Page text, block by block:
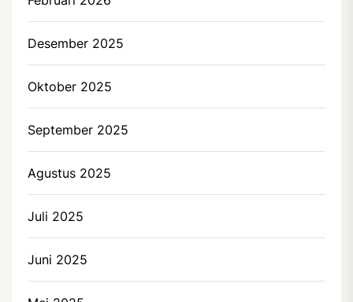
Desember 2025
Oktober 2025
September 2025
Agustus 2025
Juli 2025
Juni 2025